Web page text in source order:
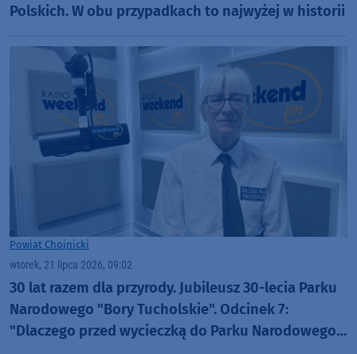
Polskich. W obu przypadkach to najwyżej w historii
Powiat Chojnicki
wtorek, 21 lipca 2026, 09:02
30 lat razem dla przyrody. Jubileusz 30-lecia Parku
Narodowego "Bory Tucholskie". Odcinek 7:
"Dlaczego przed wycieczką do Parku Narodowego